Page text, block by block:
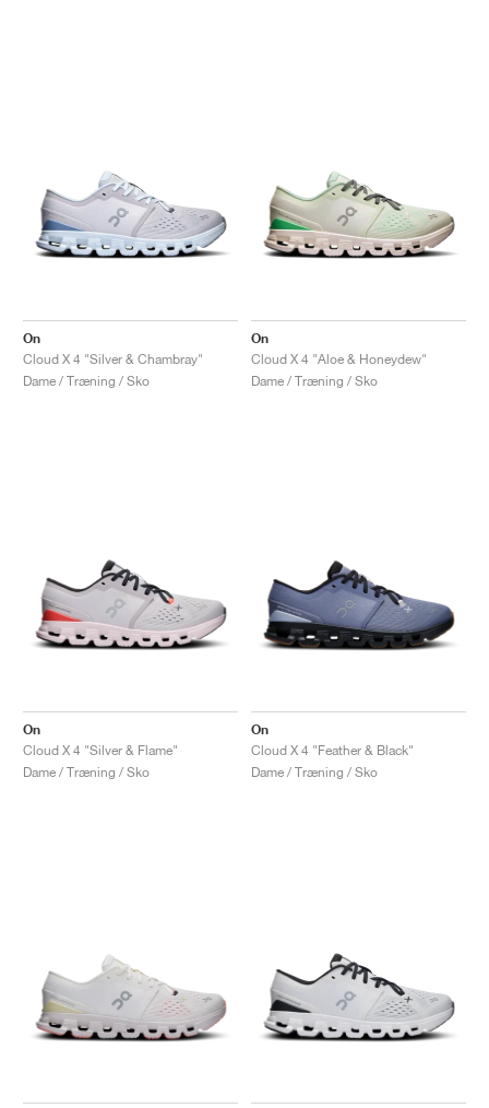
On
Cloud X 4 "Silver & Chambray"
Dame / Træning / Sko
On
Cloud X 4 "Aloe & Honeydew"
Dame / Træning / Sko
On
Cloud X 4 "Silver & Flame"
Dame / Træning / Sko
On
Cloud X 4 "Feather & Black"
Dame / Træning / Sko